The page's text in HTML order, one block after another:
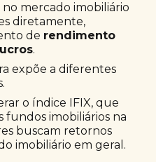
mercado imobiliário
diretamente,
de rendimento
.
expõe a diferentes
o índice IFIX, que
fundos imobiliários na
buscam retornos
imobiliário em geral.